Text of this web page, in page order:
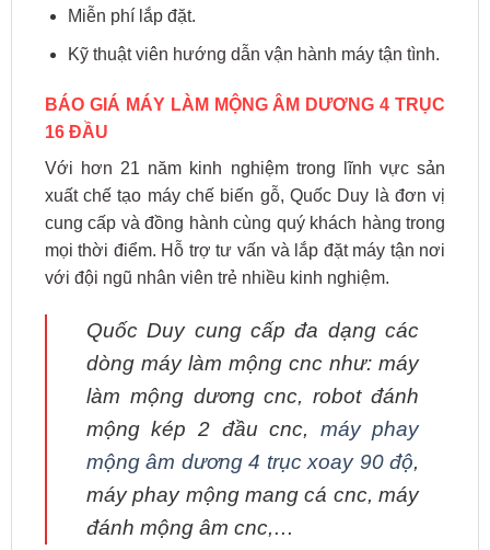
Miễn phí lắp đặt.
Kỹ thuật viên hướng dẫn vận hành máy tận tình.
BÁO GIÁ MÁY LÀM MỘNG ÂM DƯƠNG 4 TRỤC
16 ĐẦU
Với hơn 21 năm kinh nghiệm trong lĩnh vực sản
xuất chế tạo máy chế biến gỗ, Quốc Duy là đơn vị
cung cấp và đồng hành cùng quý khách hàng trong
mọi thời điểm. Hỗ trợ tư vấn và lắp đặt máy tận nơi
với đội ngũ nhân viên trẻ nhiều kinh nghiệm.
Quốc Duy cung cấp đa dạng các
dòng máy làm mộng cnc như: máy
làm mộng dương cnc, robot đánh
mộng kép 2 đầu cnc, máy phay
mộng âm dương 4 trục xoay 90 độ,
máy phay mộng mang cá cnc, máy
đánh mộng âm cnc,…